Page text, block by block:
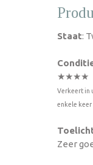
Staat:
★★★★
Verkeert in
enkele
Zeer